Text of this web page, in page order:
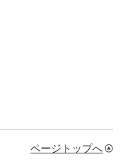
ページトップへ